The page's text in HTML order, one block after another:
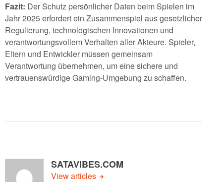
Fazit: Der Schutz persönlicher Daten beim Spielen im
Jahr 2025 erfordert ein Zusammenspiel aus gesetzlicher
Regulierung, technologischen Innovationen und
verantwortungsvollem Verhalten aller Akteure. Spieler,
Eltern und Entwickler müssen gemeinsam
Verantwortung übernehmen, um eine sichere und
vertrauenswürdige Gaming-Umgebung zu schaffen.
SATAVIBES.COM
View articles